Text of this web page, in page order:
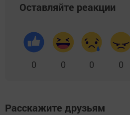
Оставляйте реакции
0 0 0 0
Расскажите друзьям